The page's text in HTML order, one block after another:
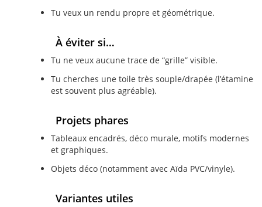
Tu veux un rendu propre et géométrique.
À éviter si…
Tu ne veux aucune trace de “grille” visible.
Tu cherches une toile très souple/drapée (l’étamine
est souvent plus agréable).
Projets phares
Tableaux encadrés, déco murale, motifs modernes
et graphiques.
Objets déco (notamment avec Aïda PVC/vinyle).
Variantes utiles